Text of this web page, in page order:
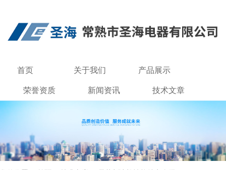
首页 关于我们 产品展示
荣誉资质 新闻资讯 技术文章